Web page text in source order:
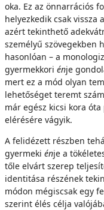
oka. Ez az önnarrációs
helyezkedik csak
azért tekinthető
személyű szövegekben
hasonlóan – a
gyermekkori énje
mert ez a mód olyan
lehetőséget teremt
már egész kicsi kora
elérésére vágyik.
A felidézett részben
gyermeki énje a
tőle elvárt szerep
identitása részének
módon mégiscsak egy
szerint élés célja